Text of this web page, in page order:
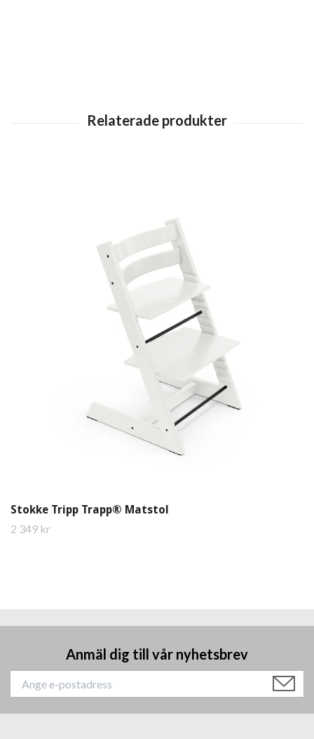
Stokke Tripp Trapp® Matstol
2 349 kr
Anmäl dig till vår nyhetsbrev